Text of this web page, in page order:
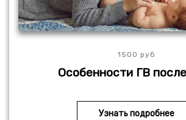
1500 руб
Особенности ГВ
Узнать подробнее